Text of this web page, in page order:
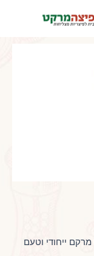
מרקם ייחודי וטעם